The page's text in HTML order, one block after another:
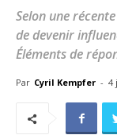
Selon une
de devenir
Éléments de
Par Cyril Kempfer - 4